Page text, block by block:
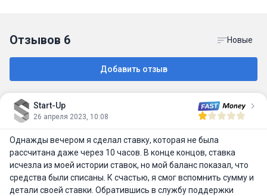
Отзывов 6 Новые
Добавить отзыв
Start-Up
26 апреля 2023, 10:08
Однажды вечером я сделал ставку, которая не была
рассчитана даже через 10 часов. В конце концов, ставка
исчезла из моей истории ставок, но мой баланс показал, что
средства были списаны. К счастью, я смог вспомнить сумму и
детали своей ставки. Обратившись в службу поддержки